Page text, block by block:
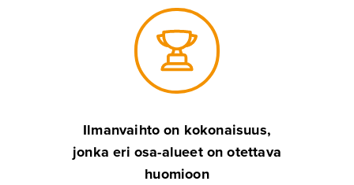
Ilmanvaihto on kokonaisuus,
jonka eri osa-alueet on otettava
huomioon